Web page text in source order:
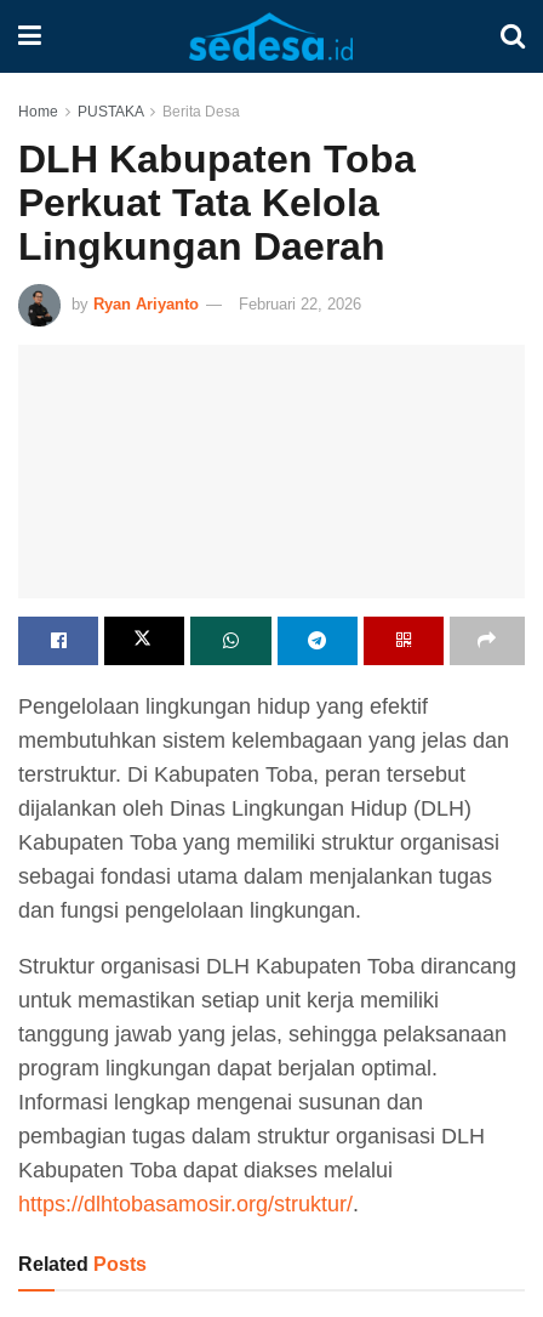
Home PUSTAKA Berita Desa
DLH Kabupaten Toba
Perkuat Tata Kelola
Lingkungan Daerah
by Ryan Ariyanto Februari 22, 2026
Pengelolaan lingkungan hidup yang efektif
membutuhkan sistem kelembagaan yang jelas dan
terstruktur. Di Kabupaten Toba, peran tersebut
dijalankan oleh Dinas Lingkungan Hidup (DLH)
Kabupaten Toba yang memiliki struktur organisasi
sebagai fondasi utama dalam menjalankan tugas
dan fungsi pengelolaan lingkungan.
Struktur organisasi DLH Kabupaten Toba dirancang
untuk memastikan setiap unit kerja memiliki
tanggung jawab yang jelas, sehingga pelaksanaan
program lingkungan dapat berjalan optimal.
Informasi lengkap mengenai susunan dan
pembagian tugas dalam struktur organisasi DLH
Kabupaten Toba dapat diakses melalui
https://dlhtobasamosir.org/struktur/.
Related Posts